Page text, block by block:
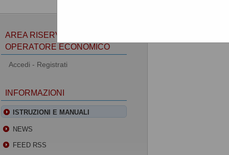
AREA RISERVATA
OPERATORE ECONOMICO
Accedi - Registrati
INFORMAZIONI
ISTRUZIONI E MANUALI
NEWS
FEED RSS